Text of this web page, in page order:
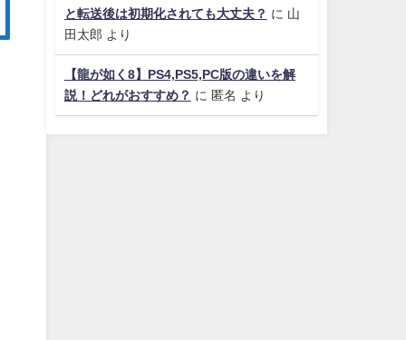
と転送後は初期化されても大丈夫？ に 山
田太郎 より
【龍が如く8】PS4,PS5,PC版の違いを解
説！どれがおすすめ？ に 匿名 より